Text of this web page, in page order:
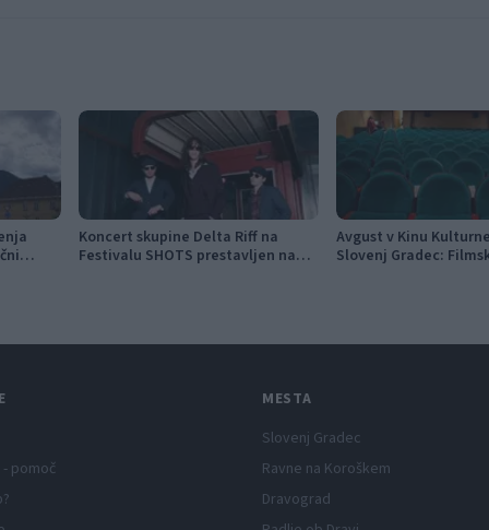
Koncert skupine Delta Riff na
Festivalu SHOTS prestavljen na
Avgust v Kinu
Slovenj Gradec:
pomoč
MESTA
Slovenj Gradec
Ravne na Koroškem
Dravograd